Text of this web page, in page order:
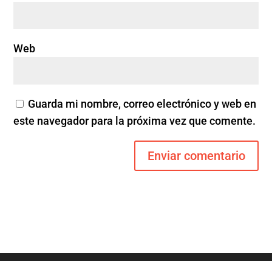
Web
Guarda mi nombre, correo electrónico y web en
este navegador para la próxima vez que comente.